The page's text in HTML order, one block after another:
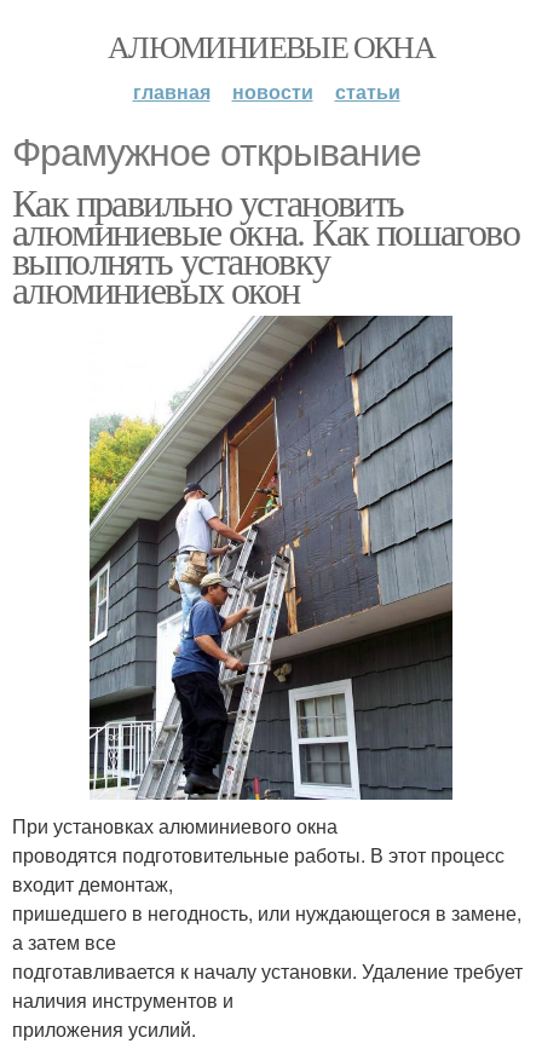
АЛЮМИНИЕВЫЕ ОКНА
главная новости статьи
Фрамужное открывание
Как правильно установить
алюминиевые окна. Как пошагово
выполнять установку
алюминиевых окон
При установках алюминиевого окна
проводятся подготовительные работы. В этот процесс
входит демонтаж,
пришедшего в негодность, или нуждающегося в замене,
а затем все
подготавливается к началу установки. Удаление требует
наличия инструментов и
приложения усилий.